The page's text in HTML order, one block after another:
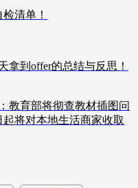
清单！
拿到offer的总结与反思！
教育部将彻查教材插图问
起将对本地生活商家收取